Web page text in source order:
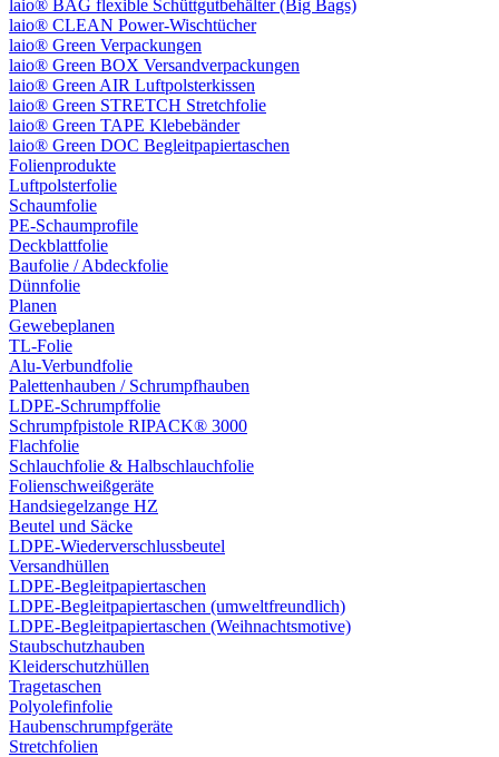
laio® BAG flexible Schüttgutbehälter (Big Bags)
laio® CLEAN Power-Wischtücher
laio® Green Verpackungen
laio® Green BOX Versandverpackungen
laio® Green AIR Luftpolsterkissen
laio® Green STRETCH Stretchfolie
laio® Green TAPE Klebebänder
laio® Green DOC Begleitpapiertaschen
Folienprodukte
Luftpolsterfolie
Schaumfolie
PE-Schaumprofile
Deckblattfolie
Baufolie / Abdeckfolie
Dünnfolie
Planen
Gewebeplanen
TL-Folie
Alu-Verbundfolie
Palettenhauben / Schrumpfhauben
LDPE-Schrumpffolie
Schrumpfpistole RIPACK® 3000
Flachfolie
Schlauchfolie & Halbschlauchfolie
Folienschweißgeräte
Handsiegelzange HZ
Beutel und Säcke
LDPE-Wiederverschlussbeutel
Versandhüllen
LDPE-Begleitpapiertaschen
LDPE-Begleitpapiertaschen (umweltfreundlich)
LDPE-Begleitpapiertaschen (Weihnachtsmotive)
Staubschutzhauben
Kleiderschutzhüllen
Tragetaschen
Polyolefinfolie
Haubenschrumpfgeräte
Stretchfolien